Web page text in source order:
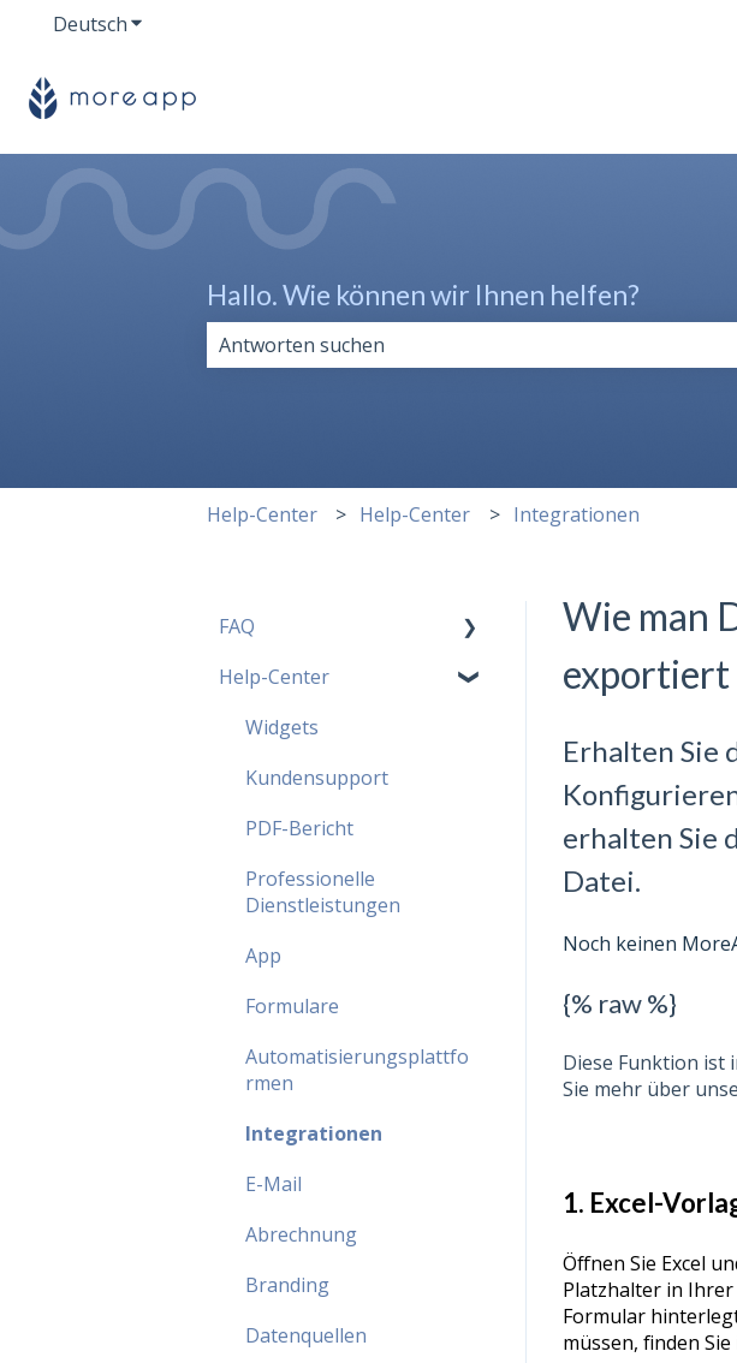
DeutschUntermenü für Übersetzungen anzeigen
Hallo. Wie können wir Ihnen helfen?
Help-Center Help-Center Integrationen
Wie man
Erhalten Sie
erhalten Sie
Datei.
Noch keinen
{% raw %}
Diese Funktion ist
Sie mehr über
1. Excel-
Öffnen Sie Excel
Platzhalter in Ihrer
Formular
müssen, finden
FAQ
MoreApp Pläne - FAQ
Beliebteste FAQ
Sicherheit - FAQ
Partnerprogramm - FAQ
Help-Center
Widgets
Kundensupport
PDF-Bericht
Professionelle
Dienstleistungen
App
Formulare
Automatisierungsplattfo
rmen
Integrationen
E-Mail
Abrechnung
Branding
Datenquellen